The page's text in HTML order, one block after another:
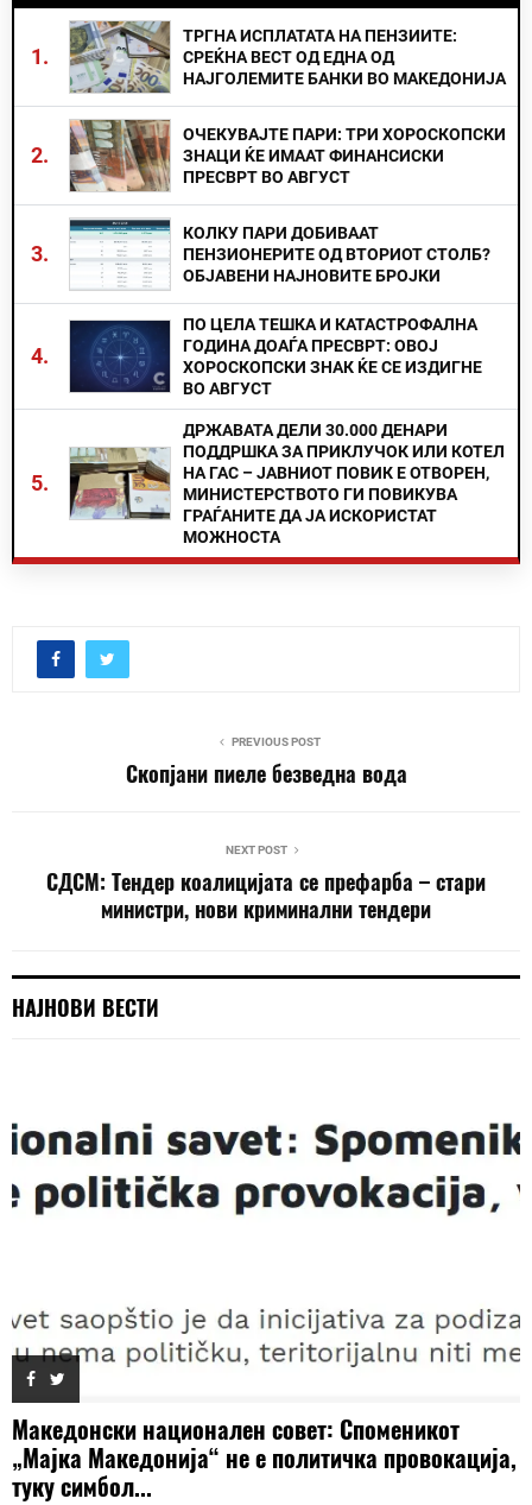
1.
ТРГНА ИСПЛАТАТА НА ПЕНЗИИТЕ:
СРЕЌНА ВЕСТ ОД ЕДНА ОД
НАЈГОЛЕМИТЕ БАНКИ ВО МАКЕДОНИЈА
2.
ОЧЕКУВАЈТЕ ПАРИ: ТРИ ХОРОСКОПСКИ
ЗНАЦИ ЌЕ ИМААТ ФИНАНСИСКИ
ПРЕСВРТ ВО АВГУСТ
3.
КОЛКУ ПАРИ ДОБИВААТ
ПЕНЗИОНЕРИТЕ ОД ВТОРИОТ СТОЛБ?
ОБЈАВЕНИ НАЈНОВИТЕ БРОЈКИ
4.
ПО ЦЕЛА ТЕШКА И КАТАСТРОФАЛНА
ГОДИНА ДОАЃА ПРЕСВРТ: ОВОЈ
ХОРОСКОПСКИ ЗНАК ЌЕ СЕ ИЗДИГНЕ
ВО АВГУСТ
5.
ДРЖАВАТА ДЕЛИ 30.000 ДЕНАРИ
ПОДДРШКА ЗА ПРИКЛУЧОК ИЛИ КОТЕЛ
НА ГАС – ЈАВНИОТ ПОВИК Е ОТВОРЕН,
МИНИСТЕРСТВОТО ГИ ПОВИКУВА
ГРАЃАНИТЕ ДА ЈА ИСКОРИСТАТ
МОЖНОСТА
PREVIOUS POST
Скопјани пиеле безведна вода
NEXT POST
СДСМ: Тендер коалицијата се префарба – стари
министри, нови криминални тендери
НАЈНОВИ ВЕСТИ
Македонски национален совет: Споменикот
„Мајка Македонија“ не е политичка провокација,
туку симбол...